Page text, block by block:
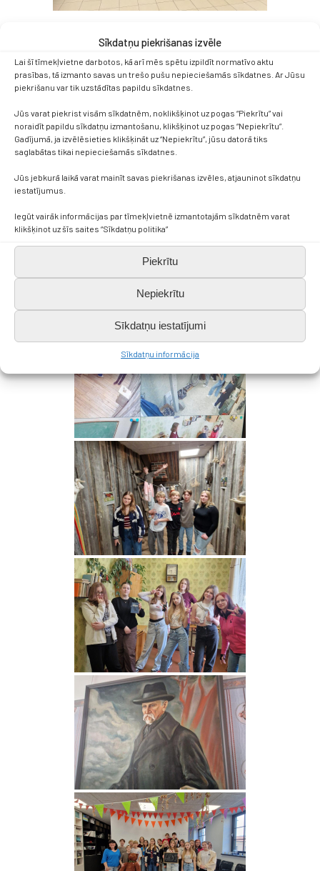
Sīkdatņu piekrišanas izvēle
Lai šī tīmekļvietne darbotos, kā arī mēs spētu izpildīt normatīvo aktu
prasības, tā izmanto savas un trešo pušu nepieciešamās sīkdatnes. Ar Jūsu
piekrišanu var tik uzstādītas papildu sīkdatnes.
Jūs varat piekrist visām sīkdatnēm, noklikšķinot uz pogas “Piekrītu” vai
noraidīt papildu sīkdatņu izmantošanu, klikšķinot uz pogas “Nepiekrītu”.
Gadījumā, ja izvēlēsieties klikšķināt uz “Nepiekrītu”, jūsu datorā tiks
saglabātas tikai nepieciešamās sīkdatnes.
Jūs jebkurā laikā varat mainīt savas piekrišanas izvēles, atjauninot sīkdatņu
iestatījumus.
Iegūt vairāk informācijas par tīmekļvietnē izmantotajām sīkdatnēm varat
klikšķinot uz šīs saites “Sīkdatņu politika”
Piekrītu
Nepiekrītu
Sīkdatņu iestatījumi
Sīkdatņu informācija
Ziedoņa klases izlaušanās
istaba un Raiņa un Aspazijas
muzejs
7.b klase 10.aprīlī mācījās citādāk.
Latvijas skolas somas ietvaros
istabas.
Latvijas skolas somas ietvaros Raiņa un
Aspazijas muzejā lasījām lugas “Zelta
zirgs” fragmentus un izspēlējām to ar
dažādiem perkusijas-mūzikas